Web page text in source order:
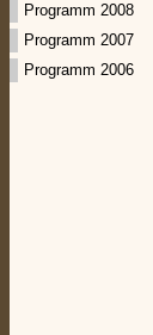
Programm 2008
Programm 2007
Programm 2006